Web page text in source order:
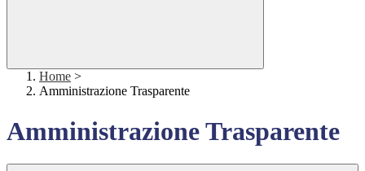
Home >
Amministrazione Trasparente
Amministrazione Trasparente